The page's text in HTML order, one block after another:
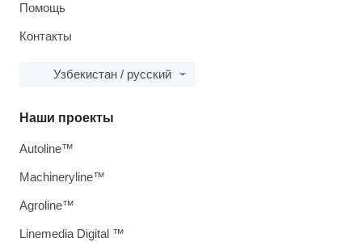
Помощь
Контакты
Узбекистан / русский
Наши проекты
Autoline™
Machineryline™
Agroline™
Linemedia Digital ™